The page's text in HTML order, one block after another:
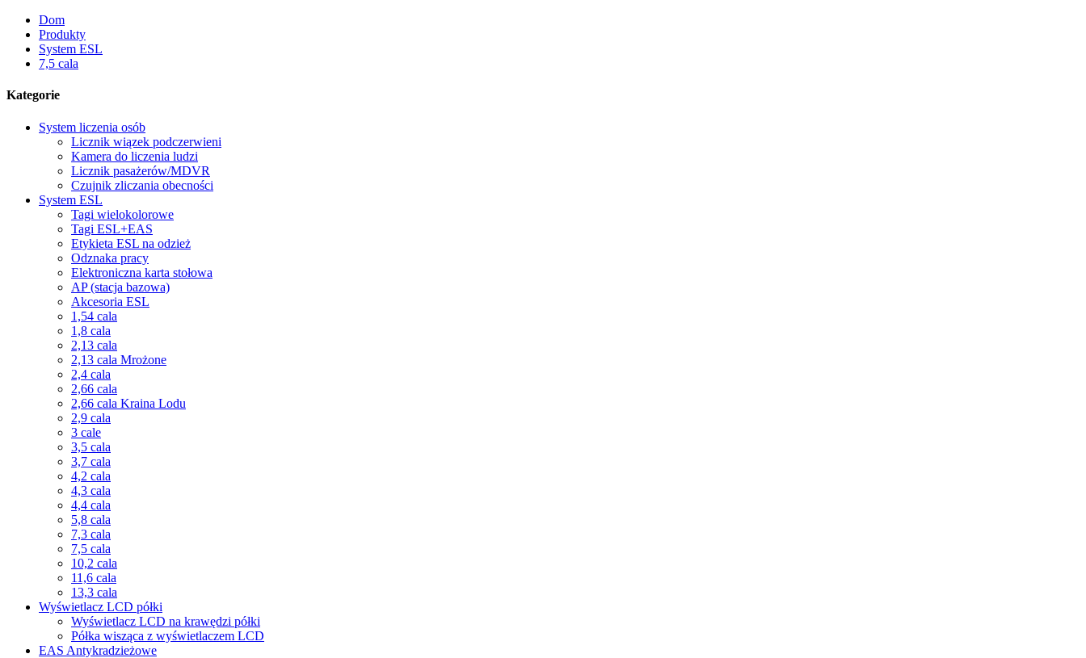
Dom
Produkty
System ESL
7,5 cala
Kategorie
System liczenia osób
Licznik wiązek podczerwieni
Kamera do liczenia ludzi
Licznik pasażerów/MDVR
Czujnik zliczania obecności
System ESL
Tagi wielokolorowe
Tagi ESL+EAS
Etykieta ESL na odzież
Odznaka pracy
Elektroniczna karta stołowa
AP (stacja bazowa)
Akcesoria ESL
1,54 cala
1,8 cala
2,13 cala
2,13 cala Mrożone
2,4 cala
2,66 cala
2,66 cala Kraina Lodu
2,9 cala
3 cale
3,5 cala
3,7 cala
4,2 cala
4,3 cala
4,4 cala
5,8 cala
7,3 cala
7,5 cala
10,2 cala
11,6 cala
13,3 cala
Wyświetlacz LCD półki
Wyświetlacz LCD na krawędzi półki
Półka wisząca z wyświetlaczem LCD
EAS Antykradzieżowe